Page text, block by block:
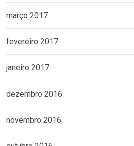
março 2017
fevereiro 2017
janeiro 2017
dezembro 2016
novembro 2016